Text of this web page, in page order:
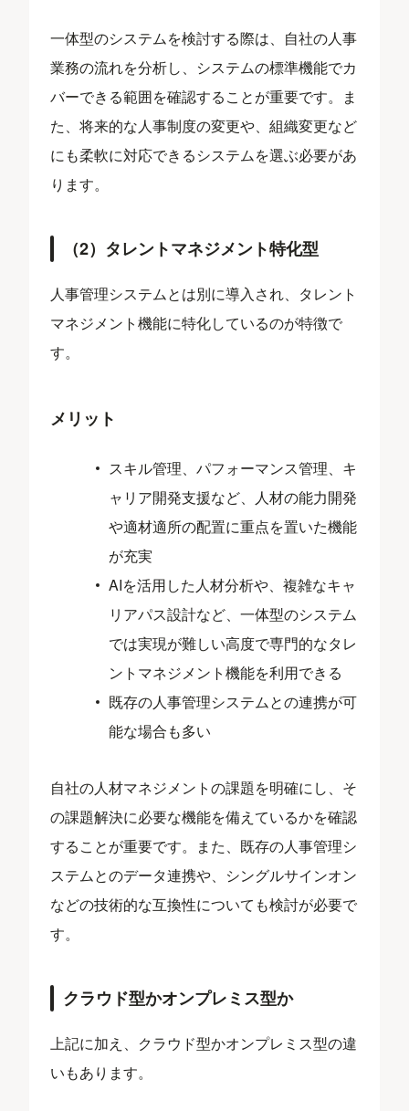
一体型のシステムを検討する際は、自社の人事
業務の流れを分析し、システムの標準機能でカ
バーできる範囲を確認することが重要です。ま
た、将来的な人事制度の変更や、組織変更など
にも柔軟に対応できるシステムを選ぶ必要があ
ります。
（2）タレントマネジメント特化型
人事管理システムとは別に導入され、タレント
マネジメント機能に特化しているのが特徴で
す。
メリット
スキル管理、パフォーマンス管理、キ
ャリア開発支援など、人材の能力開発
や適材適所の配置に重点を置いた機能
が充実
AIを活用した人材分析や、複雑なキャ
リアパス設計など、一体型のシステム
では実現が難しい高度で専門的なタレ
ントマネジメント機能を利用できる
既存の人事管理システムとの連携が可
能な場合も多い
自社の人材マネジメントの課題を明確にし、そ
の課題解決に必要な機能を備えているかを確認
することが重要です。また、既存の人事管理シ
ステムとのデータ連携や、シングルサインオン
などの技術的な互換性についても検討が必要で
す。
クラウド型かオンプレミス型か
上記に加え、クラウド型かオンプレミス型の違
いもあります。